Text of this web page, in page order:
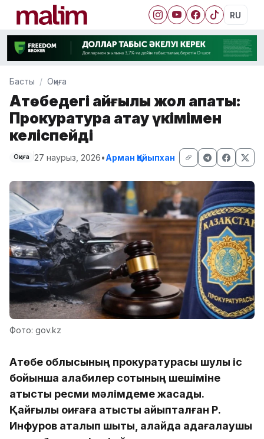
RU
Басты Оқиға
Ақтөбедегі қайғылы жол апаты:
Прокуратура ақтау үкімімен
келіспейді
Оқиға 27 наурыз, 2026•Арман Қайыпхан
Фото: gov.kz
Ақтөбе облысының прокуратурасы шулы іс
бойынша алқабилер сотының шешіміне
қатысты ресми мәлімдеме жасады.
Қайғылы оқиғаға қатысты айыпталған Р.
Инфуров ақталып шықты, алайда қадағалаушы